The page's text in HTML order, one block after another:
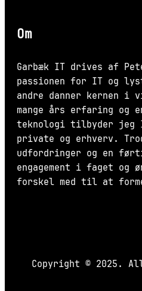
Om
Garbæk IT drives af
passionen for IT og
andre danner kernen i
mange års erfaring og
teknologi tilbyder jeg
private og erhverv.
udfordringer og en
engagement i faget og
forskel med til at
Copyright © 2025.